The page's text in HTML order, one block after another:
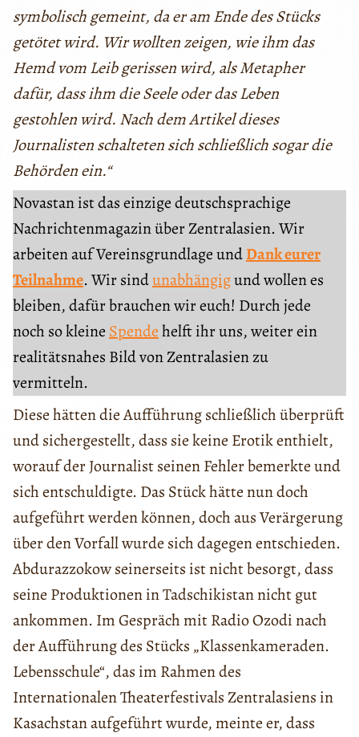
symbolisch gemeint, da er am Ende des Stücks
getötet wird. Wir wollten zeigen, wie ihm das
Hemd vom Leib gerissen wird, als Metapher
dafür, dass ihm die Seele oder das Leben
gestohlen wird. Nach dem Artikel dieses
Journalisten schalteten sich schließlich sogar die
Behörden ein.“
Novastan ist das einzige deutschsprachige
Nachrichtenmagazin über Zentralasien. Wir
arbeiten auf Vereinsgrundlage undDank eurer
Teilnahme. Wir sindunabhängigund wollen es
bleiben, dafür brauchen wir euch! Durch jede
noch so kleine Spendehelft ihr uns, weiter ein
realitätsnahes Bild von Zentralasien zu
vermitteln.
Diese hätten die Aufführung schließlich überprüft
und sichergestellt, dass sie keine Erotik enthielt,
worauf der Journalist seinen Fehler bemerkte und
sich entschuldigte. Das Stück hätte nun doch
aufgeführt werden können, doch aus Verärgerung
über den Vorfall wurde sich dagegen entschieden.
Abdurazzokow seinerseits ist nicht besorgt, dass
seine Produktionen in Tadschikistan nicht gut
ankommen. Im Gespräch mit Radio Ozodi nach
der Aufführung des Stücks „Klassenkameraden.
Lebensschule“, das im Rahmen des
Internationalen Theaterfestivals Zentralasiens in
Kasachstan aufgeführt wurde, meinte er, dass